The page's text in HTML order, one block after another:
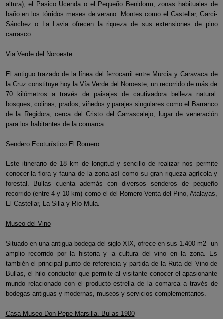
altura), el Pasico Ucenda o el Pequeño Benidorm, zonas habituales de
baño en los tórridos meses de verano. Montes como el Castellar, Garci-
Sánchez o La Lavia ofrecen la riqueza de sus extensiones de pino
carrasco.
Via Verde del Noroeste
El antiguo trazado de la línea del ferrocarril entre Murcia y Caravaca de
la Cruz constituye hoy la Vía Verde del Noroeste, un recorrido de más de
70 kilómetros a través de paisajes de cautivadora belleza natural:
bosques, colinas, prados, viñedos y parajes singulares como el Barranco
de la Regidora, cerca del Cristo del Carrascalejo, lugar de veneración
para los habitantes de la comarca.
Sendero Ecoturístico El Romero
Este itinerario de 18 km de longitud y sencillo de realizar nos permite
conocer la flora y fauna de la zona así como su gran riqueza agrícola y
forestal. Bullas cuenta además con diversos senderos de pequeño
recorrido (entre 4 y 10 km) como el del Romero-Venta del Pino, Atalayas,
El Castellar, La Silla y Río Mula.
Museo del Vino
Situado en una antigua bodega del siglo XIX, ofrece en sus 1.400 m2 un
amplio recorrido por la historia y la cultura del vino en la zona. Es
también el principal punto de referencia y partida de la Ruta del Vino de
Bullas, el hilo conductor que permite al visitante conocer el apasionante
mundo relacionado con el producto estrella de la comarca a través de
bodegas antiguas y modernas, museos y servicios complementarios.
Casa Museo Don Pepe Marsilla. Bullas 1900